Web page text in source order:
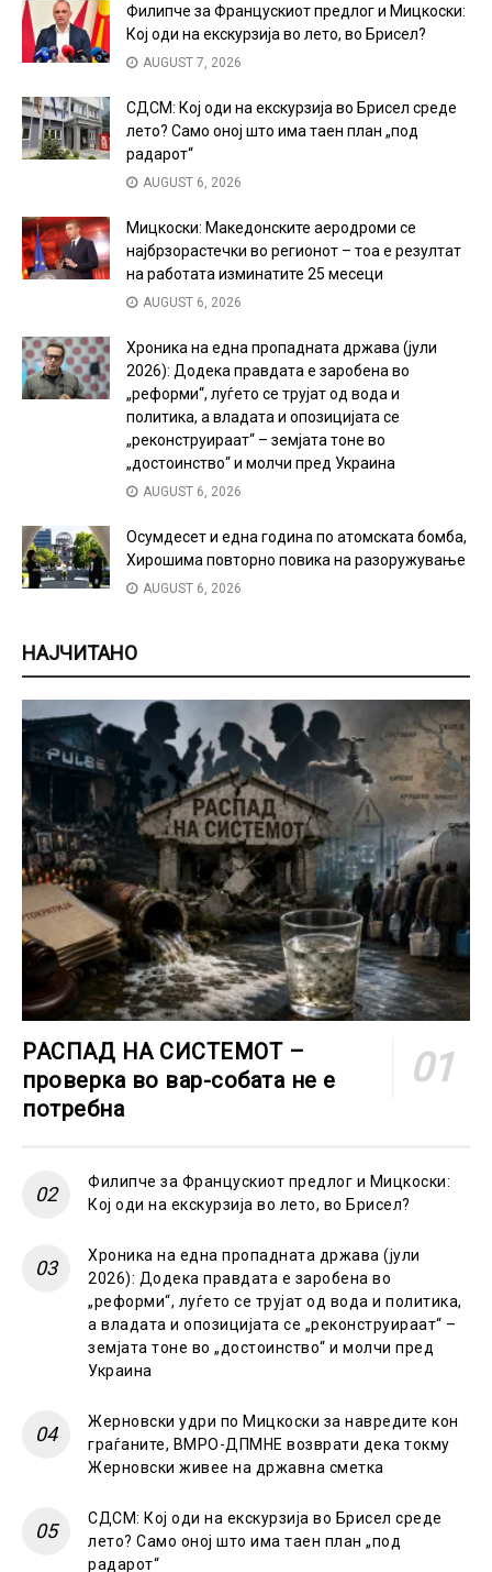
Филипче за Францускиот предлог и Мицкоски:
Кој оди на екскурзија во лето, во Брисел?
AUGUST 7, 2026
СДСМ: Кој оди на екскурзија во Брисел среде
лето? Само оној што има таен план „под
радарот“
AUGUST 6, 2026
Мицкоски: Македонските аеродроми се
најбрзорастечки во регионот – тоа е резултат
на работата изминатите 25 месеци
AUGUST 6, 2026
Хроника на една пропадната држава (јули
2026): Додека правдата е заробена во
„реформи“, луѓето се трујат од вода и
политика, а владата и опозицијата се
„реконструираат“ – земјата тоне во
„достоинство“ и молчи пред Украина
AUGUST 6, 2026
Осумдесет и една година по атомската бомба,
Хирошима повторно повика на разоружување
AUGUST 6, 2026
НАЈЧИТАНО
РАСПАД НА СИСТЕМОТ –
проверка во вар-собата не е
потребна
Филипче за Францускиот предлог и Мицкоски:
Кој оди на екскурзија во лето, во Брисел?
Хроника на една пропадната држава (јули
2026): Додека правдата е заробена во
„реформи“, луѓето се трујат од вода и политика,
а владата и опозицијата се „реконструираат“ –
земјата тоне во „достоинство“ и молчи пред
Украина
Жерновски удри по Мицкоски за навредите кон
граѓаните, ВМРО-ДПМНЕ возврати дека токму
Жерновски живее на државна сметка
СДСМ: Кој оди на екскурзија во Брисел среде
лето? Само оној што има таен план „под
радарот“